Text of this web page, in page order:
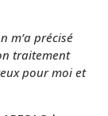
m’a précisé
traitement
pour moi et